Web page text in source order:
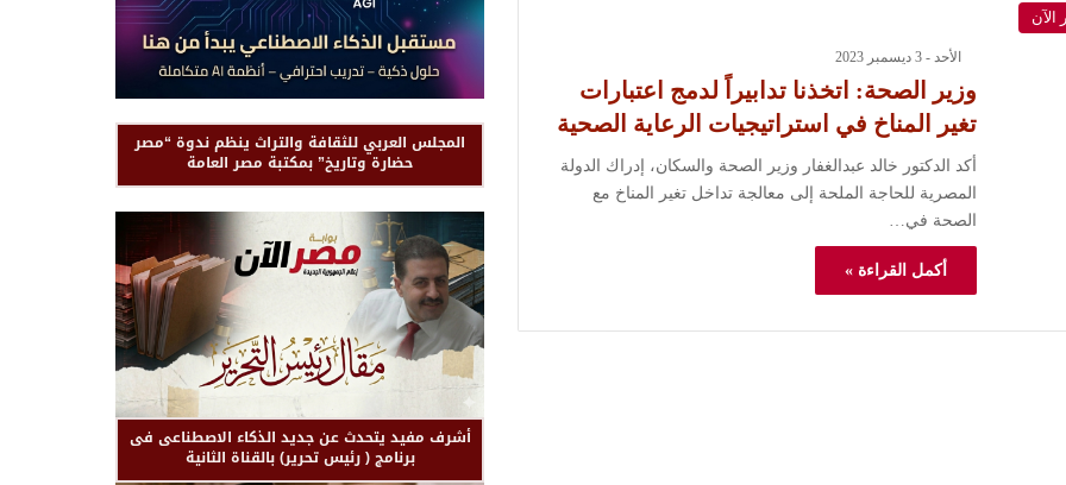
الآن
الأحد - 3 ديسمبر 2023
وزير الصحة: اتخذنا تدابيراً لدمج اعتبارات
تغير المناخ في استراتيجيات الرعاية الصحية
أكد الدكتور خالد عبدالغفار وزير الصحة والسكان، إدراك الدولة
المصرية للحاجة الملحة إلى معالجة تداخل تغير المناخ مع
الصحة في…
أكمل القراءة »
المجلس العربي للثقافة والتراث ينظم ندوة “مصر
حضارة وتاريخ” بمكتبة مصر العامة
أشرف مفيد يتحدث عن جديد الذكاء الاصطناعى فى
برنامج ( رئيس تحرير) بالقناة الثانية